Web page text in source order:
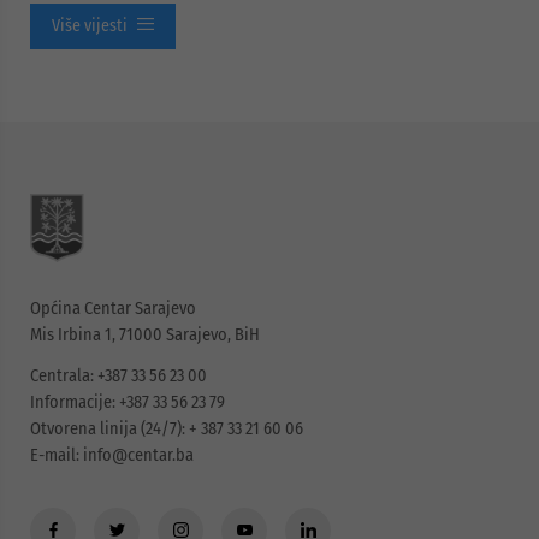
Više vijesti
Općina Centar Sarajevo
Mis Irbina 1, 71000 Sarajevo, BiH
Centrala: +387 33 56 23 00
Informacije: +387 33 56 23 79
Otvorena linija (24/7): + 387 33 21 60 06
E-mail: info@centar.ba